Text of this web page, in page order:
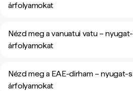
árfolyamokat
Nézd meg a vanuatui vatu –
árfolyamokat
Nézd meg a EAE-dirham – nyugat-
árfolyamokat